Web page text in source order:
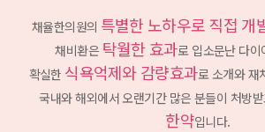
채율한의원의 특별한 노하우로 직접 개
채비환은 탁월한 효과로 입소문난 다
확실한 식욕억제와 감량효과로 소개와 재
국내와 해외에서 오랜기간 많은 분들이 처방
한약입니다.